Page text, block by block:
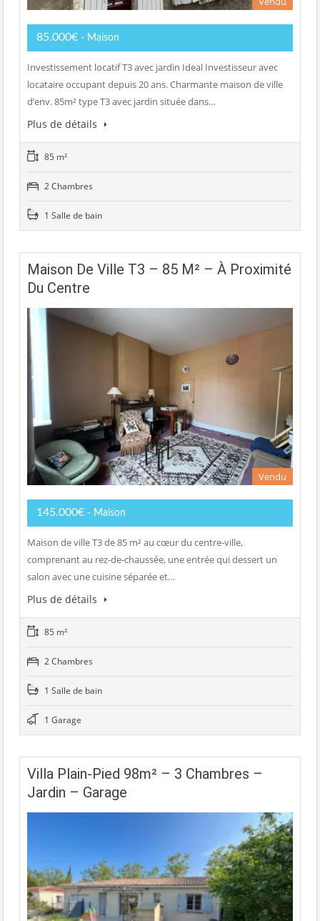
85.000€ - Maison
Investissement locatif T3 avec jardin Ideal Investisseur avec
locataire occupant depuis 20 ans. Charmante maison de ville
d’env. 85m² type T3 avec jardin située dans…
Plus de détails
85 m²
2 Chambres
1 Salle de bain
Maison De Ville T3 – 85 M² – À Proximité
Du Centre
Vendu
145.000€ - Maison
Maison de ville T3 de 85 m² au cœur du centre-ville,
comprenant au rez-de-chaussée, une entrée qui dessert un
salon avec une cuisine séparée et…
Plus de détails
85 m²
2 Chambres
1 Salle de bain
1 Garage
Villa Plain-Pied 98m² – 3 Chambres –
Jardin – Garage